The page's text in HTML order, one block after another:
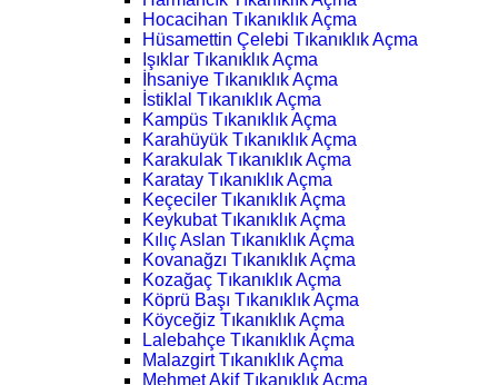
Hocacihan Tıkanıklık Açma
Hüsamettin Çelebi Tıkanıklık Açma
Işıklar Tıkanıklık Açma
İhsaniye Tıkanıklık Açma
İstiklal Tıkanıklık Açma
Kampüs Tıkanıklık Açma
Karahüyük Tıkanıklık Açma
Karakulak Tıkanıklık Açma
Karatay Tıkanıklık Açma
Keçeciler Tıkanıklık Açma
Keykubat Tıkanıklık Açma
Kılıç Aslan Tıkanıklık Açma
Kovanağzı Tıkanıklık Açma
Kozağaç Tıkanıklık Açma
Köprü Başı Tıkanıklık Açma
Köyceğiz Tıkanıklık Açma
Lalebahçe Tıkanıklık Açma
Malazgirt Tıkanıklık Açma
Mehmet Akif Tıkanıklık Açma